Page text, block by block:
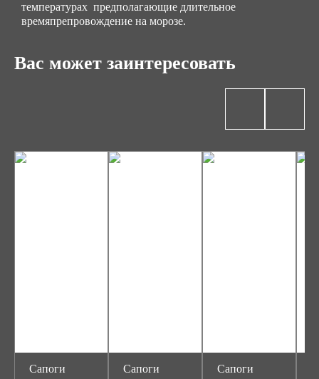
температурах предполагающие длительное
времяпрепровождение на морозе.
Вас может заинтересовать
Сапоги
Сапоги
Сапоги